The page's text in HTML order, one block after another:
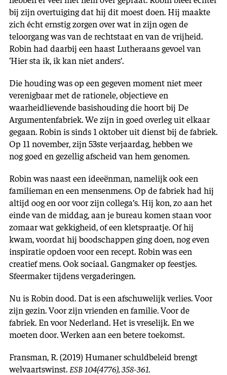
bij zijn overtuiging dat hij dit moest doen. Hij maakte
zich écht ernstig zorgen over wat in zijn ogen de
teloorgang was van de rechtstaat en van de vrijheid.
Robin had daarbij een haast Lutheraans gevoel van
‘Hier sta ik, ik kan niet anders’.
Die houding was op een gegeven moment niet meer
verenigbaar met de rationele, objectieve en
waarheidlievende basishouding die hoort bij De
Argumentenfabriek. We zijn in goed overleg uit elkaar
gegaan. Robin is sinds 1 oktober uit dienst bij de fabriek.
Op 11 november, zijn 53steverjaardag, hebben we
nog goed en gezellig afscheid van hem genomen.
Robin was naast een ideeënman, namelijk ook een
familieman en een mensenmens. Op de fabriek had hij
altijd oog en oor voor zijn collega’s. Hij kon, zo aan het
einde van de middag, aan je bureau komen staan voor
zomaar wat gekkigheid, of een kletspraatje. Of hij
kwam, voordat hij boodschappen ging doen, nog even
inspiratie opdoen voor een recept. Robin was een
creatief mens. Ook sociaal. Gangmaker op feestjes.
Sfeermaker tijdens vergaderingen.
Nu is Robin dood. Dat is een afschuwelijk verlies. Voor
zijn gezin. Voor zijn vrienden en familie. Voor de
fabriek. En voor Nederland. Het is vreselijk. En we
moeten door. Werken aan een betere toekomst.
Fransman, R. (2019) Humaner schuldbeleid brengt
welvaartswinst. ESB 104(4776), 358-361.